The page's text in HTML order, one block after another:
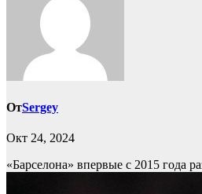
ОтSergey
Окт 24, 2024
«Барселона» впервые с 2015 года